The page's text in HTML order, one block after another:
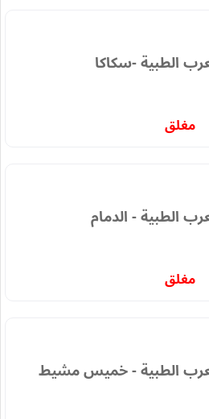
الطبية -سكاكا
مغلق
الطبية - الدمام
مغلق
الطبية - خميس مشيط